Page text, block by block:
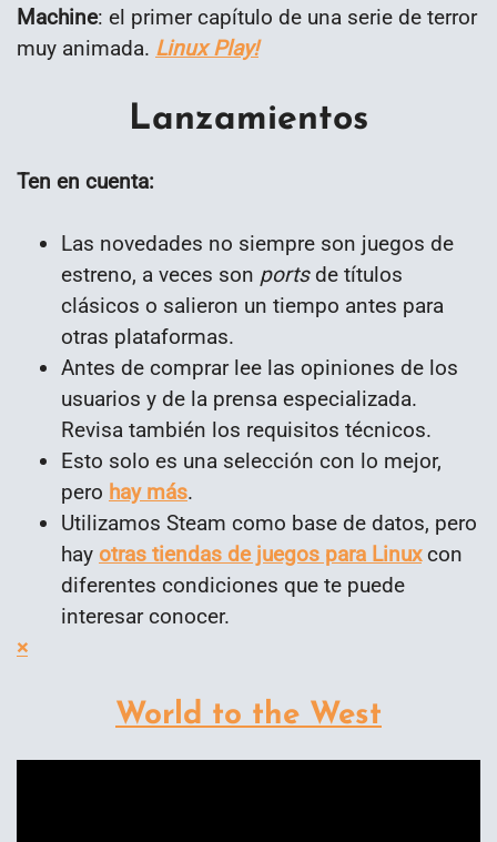
Machine: el primer capítulo de una serie de terror
muy animada. Linux Play!
Lanzamientos
Ten en cuenta:
Las novedades no siempre son juegos de
estreno, a veces son portsde títulos
clásicos o salieron un tiempo antes para
otras plataformas.
Antes de comprar lee las opiniones de los
usuarios y de la prensa especializada.
Revisa también los requisitos técnicos.
Esto solo es una selección con lo mejor,
pero hay más.
Utilizamos Steam como base de datos, pero
hay otras tiendas de juegos para Linuxcon
diferentes condiciones que te puede
interesar conocer.
×
World to the West